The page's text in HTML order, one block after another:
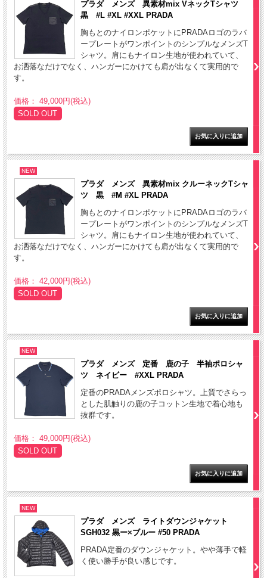
プラダ メンズ 異素材mix VネックTシャツ
黒 #L #XL #XXL PRADA
胸もとのナイロンポケットにPRADAロゴのラバ
ープレートがワンポイントのシンプルなメンズT
シャツ。肩にもナイロン生地が使われていて、
お洒落なだけでなく、ハンガーにかけても肩が出なくて実用的で
す。
価格： 49,000円(税込)
SOLD OUT
NEW
プラダ メンズ 異素材mix クルーネックTシャ
ツ 黒 #M #XL PRADA
胸もとのナイロンポケットにPRADAロゴのラバ
ープレートがワンポイントのシンプルなメンズT
シャツ。肩にもナイロン生地が使われていて、
お洒落なだけでなく、ハンガーにかけても肩が出なくて実用的で
す。
価格： 42,000円(税込)
SOLD OUT
NEW
プラダ メンズ 定番 鹿の子 半袖ポロシャ
ツ ネイビー #XXL PRADA
定番のPRADAメンズポロシャツ。上質でさらっ
とした肌触りの鹿の子コットン生地で着心地も
抜群です。
価格： 49,000円(税込)
SOLD OUT
NEW
プラダ メンズ ライトダウンジャケット
SGH032 黒ー×ブルー #50 PRADA
PRADA定番のダウンジャケット。やや薄手で軽
く使い勝手が良い感じです。